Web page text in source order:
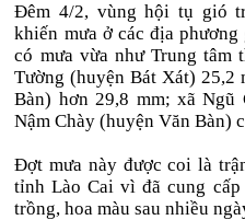
Đêm 4/2, vùng hội tụ gió
khiến mưa ở các địa
có mưa vừa như Trung tâm
Tường (huyện Bát Xát) 25,2
Bàn) hơn 29,8 mm; xã
Nậm Chày (huyện Văn Bàn)
Đợt mưa này được coi là
tỉnh Lào Cai vì đã cung
trồng, hoa màu sau nhiều